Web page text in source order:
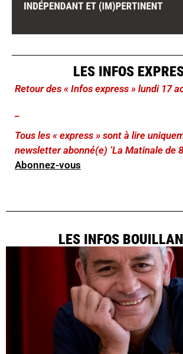
LES INFOS
Retour des « Infos express » lundi 17
Tous les « express » sont à lire
newsletter abonné(e) ‘La Matinale de
Abonnez-vous
LES INFOS